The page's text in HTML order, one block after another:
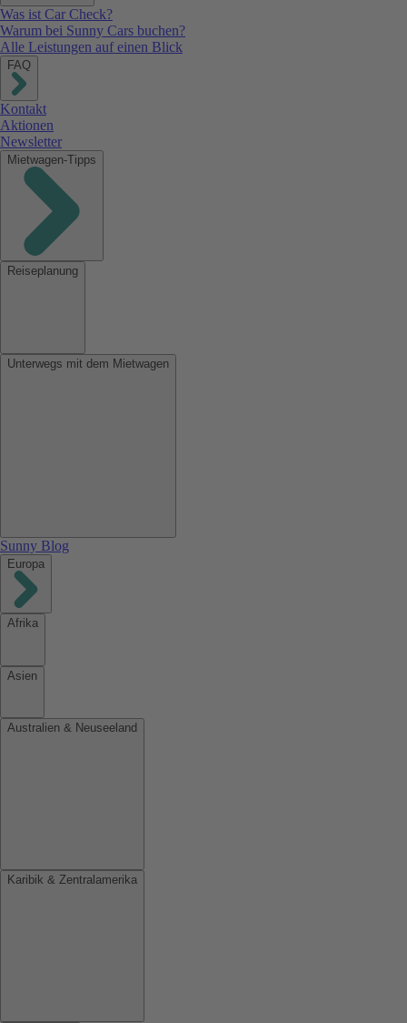
Was ist Car Check?
Warum bei Sunny Cars buchen?
Alle Leistungen auf einen Blick
FAQ
Kontakt
Aktionen
Newsletter
Mietwagen-Tipps
Reiseplanung
Unterwegs mit dem Mietwagen
Sunny Blog
Europa
Afrika
Asien
Australien & Neuseeland
Karibik & Zentralamerika